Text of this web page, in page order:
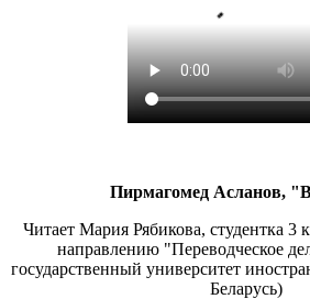
Пирмагомед Асланов,
Читает Мария Рябикова, студентка 3
направлению "Переводческое
государственный университет
Беларусь)